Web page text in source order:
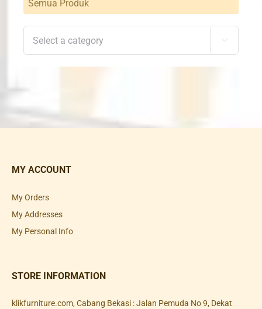
Semua Produk

MY ACCOUNT
My Orders
My Addresses
My Personal Info
STORE INFORMATION
klikfurniture.com, Cabang Bekasi : Jalan Pemuda No 9, Dekat